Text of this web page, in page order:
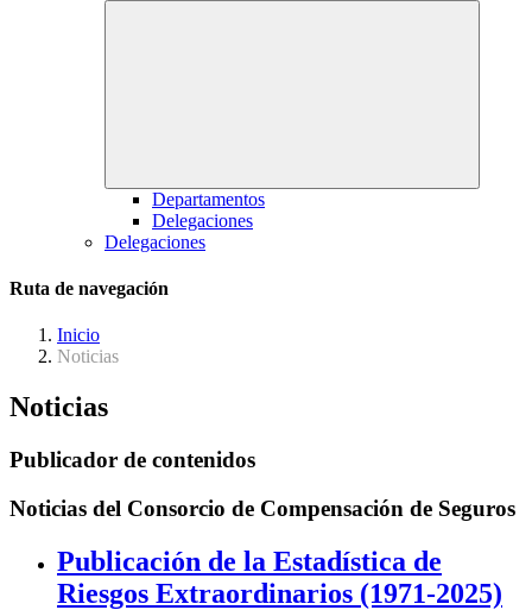
Departamentos
Delegaciones
Delegaciones
Ruta de navegación
Inicio
Noticias
Noticias
Publicador de contenidos
Noticias del Consorcio de Compensación de Seguros
Publicación de la Estadística de
Riesgos Extraordinarios (1971-2025)